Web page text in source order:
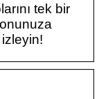
tek bir